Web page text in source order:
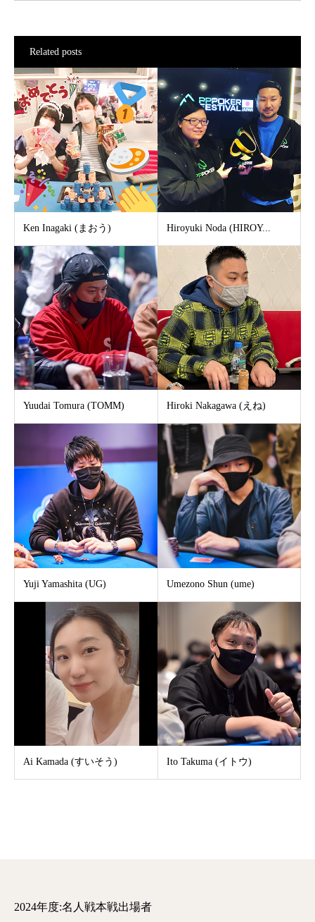
Related posts
Ken Inagaki (まおう) Hiroyuki Noda (HIROY...
Yuudai Tomura (TOMM) Hiroki Nakagawa (えね)
Yuji Yamashita (UG) Umezono Shun (ume)
Ai Kamada (すいそう) Ito Takuma (イトウ)
2024年度:名人戦本戦出場者